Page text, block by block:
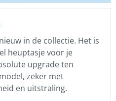
in de collectie. Het is
heuptasje voor je
upgrade ten
zeker met
en uitstraling.